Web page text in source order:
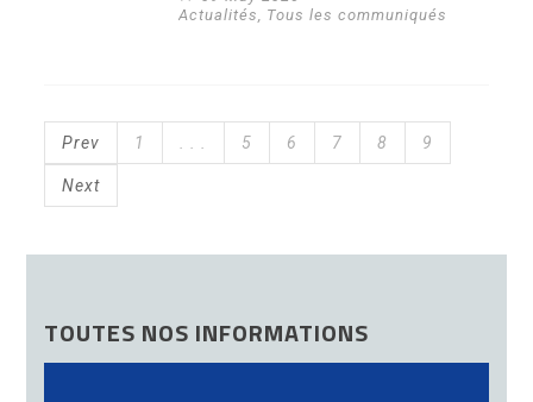
Actualités
Tous les communiqués
Prev 1 5 6 7 8 9
Next
TOUTES NOS INFORMATIONS